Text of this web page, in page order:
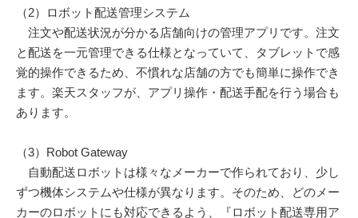
（2）ロボット配送管理システム
注文や配送状況が分かる店舗向けの管理アプリです。注文
と配送を一元管理できる仕様となっていて、タブレットで感
覚的操作できるため、不慣れな店舗の方でも簡単に操作でき
ます。楽天スタッフが、アプリ操作・配送手配を行う場合も
あります。
（3）Robot Gateway
自動配送ロボットは様々なメーカーで作られており、少し
ずつ機体システムや仕様が異なります。そのため、どのメー
カーのロボットにも対応できるよう、『ロボット配送専用ア